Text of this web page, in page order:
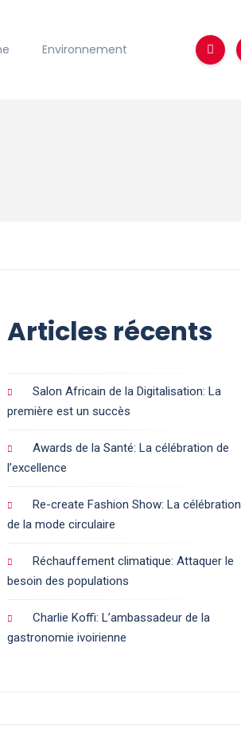
Environnement
Articles récents
Salon Africain de la Digitalisation: La
première est un succès
Awards de la Santé: La célébration de
l’excellence
Re-create Fashion Show: La célébration
de la mode circulaire
Réchauffement climatique: Attaquer le
besoin des populations
Charlie Koffi: L’ambassadeur de la
gastronomie ivoirienne